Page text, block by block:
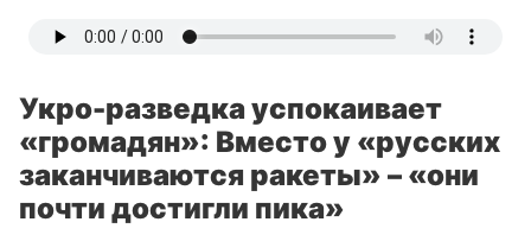
Укро-разведка успокаивает
«громадян»: Вместо у «русских
заканчиваются ракеты» – «они
почти достигли пика»